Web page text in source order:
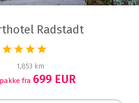
Radstadt
1,853 km
fra 699 EUR